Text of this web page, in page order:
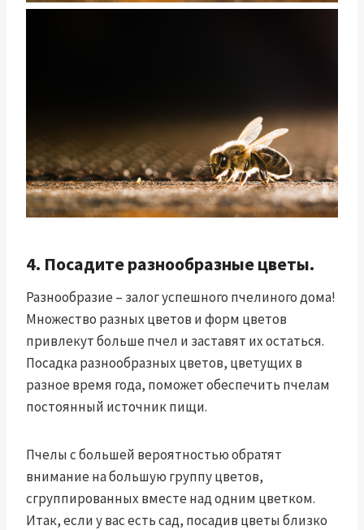
4. Посадите разнообразные цветы.
Разнообразие – залог успешного пчелиного дома!
Множество разных цветов и форм цветов
привлекут больше пчел и заставят их остаться.
Посадка разнообразных цветов, цветущих в
разное время года, поможет обеспечить пчелам
постоянный источник пищи.
Пчелы с большей вероятностью обратят
внимание на большую группу цветов,
сгруппированных вместе над одним цветком.
Итак, если у вас есть сад, посадив цветы близко